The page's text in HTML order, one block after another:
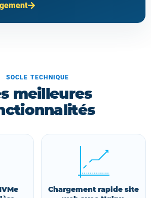
SOCLE TECHNIQUE
meilleures
Chargement rapide site